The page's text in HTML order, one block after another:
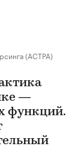
(АСТРА)
—
функций.